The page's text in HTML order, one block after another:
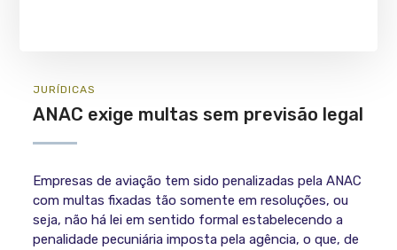
JURÍ­DICAS
ANAC exige multas sem previsão legal
Empresas de aviação tem sido penalizadas pela ANAC
com multas fixadas tão somente em resoluções, ou
seja, não há lei em sentido formal estabelecendo a
penalidade pecuniária imposta pela agência, o que, de